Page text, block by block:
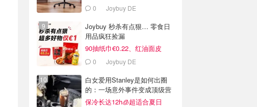
0 Joybuy DE
Joybuy 秒杀有点狠… 零食日
用品疯狂捡漏
90抽纸巾€0.22、红油面皮
€0.99
0 Joybuy DE
白女爱用Stanley是如何出圈
的：一场意外事件变成顶级营
销案例
保冷长达12h🧊超适合夏日